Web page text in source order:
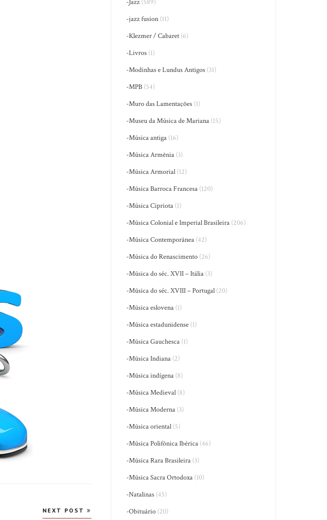
NEXT POST
-Jazz (589)
-jazz fusion (11)
-Klezmer / Cabaret (6)
-Livros (1)
-Modinhas e Lundus Antigos (31)
-MPB (54)
-Muro das Lamentações (1)
-Museu da Música de Mariana (15)
-Música antiga (16)
-Música Armênia (3)
-Música Armorial (12)
-Música Barroca Francesa (120)
-Música Cipriota (1)
-Música Colonial e Imperial Brasileira (206)
-Música Contemporânea (42)
-Música do Renascimento (26)
-Música do séc. XVII – Itália (3)
-Música do séc. XVIII – Portugal (20)
-Música eslovena (1)
-Música estadunidense (1)
-Música Gauchesca (1)
-Música Indiana (2)
-Música indígena (8)
-Música Medieval (8)
-Música Moderna (3)
-Música oriental (5)
-Música Polifônica Ibérica (46)
-Música Rara Brasileira (3)
-Música Sacra Ortodoxa (10)
-Natalinas (45)
-Obituário (20)